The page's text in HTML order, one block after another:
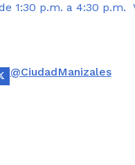
1:30 p.m. a 4:30 p.m.
@CiudadManizales